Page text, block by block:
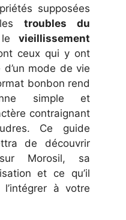
supposées
troubles du
vieillissement
ceux qui y ont
mode de vie
bonbon rend
simple et
contraignant
Ce guide
de découvrir
Morosil, sa
et ce qu’il
à votre